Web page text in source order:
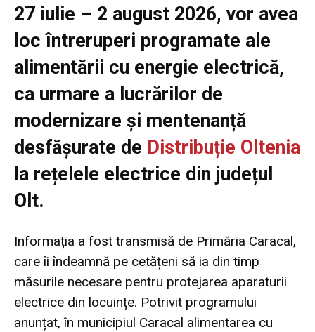
27 iulie – 2 august 2026, vor avea
loc întreruperi programate ale
alimentării cu energie electrică,
ca urmare a lucrărilor de
modernizare și mentenanță
desfășurate de Distribuție Oltenia
la rețelele electrice din județul
Olt.
Informația a fost transmisă de Primăria Caracal,
care îi îndeamnă pe cetățeni să ia din timp
măsurile necesare pentru protejarea aparaturii
electrice din locuințe. Potrivit programului
anunțat, în municipiul Caracal alimentarea cu